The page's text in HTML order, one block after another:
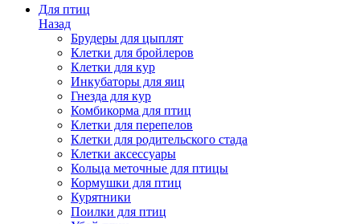
Для птиц
Назад
Брудеры для цыплят
Клетки для бройлеров
Клетки для кур
Инкубаторы для яиц
Гнезда для кур
Комбикорма для птиц
Клетки для перепелов
Клетки для родительского стада
Клетки аксессуары
Кольца меточные для птицы
Кормушки для птиц
Курятники
Поилки для птиц